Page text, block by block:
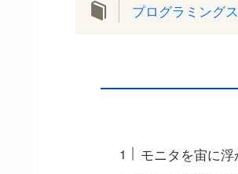
プログラミング
モニタを宙に